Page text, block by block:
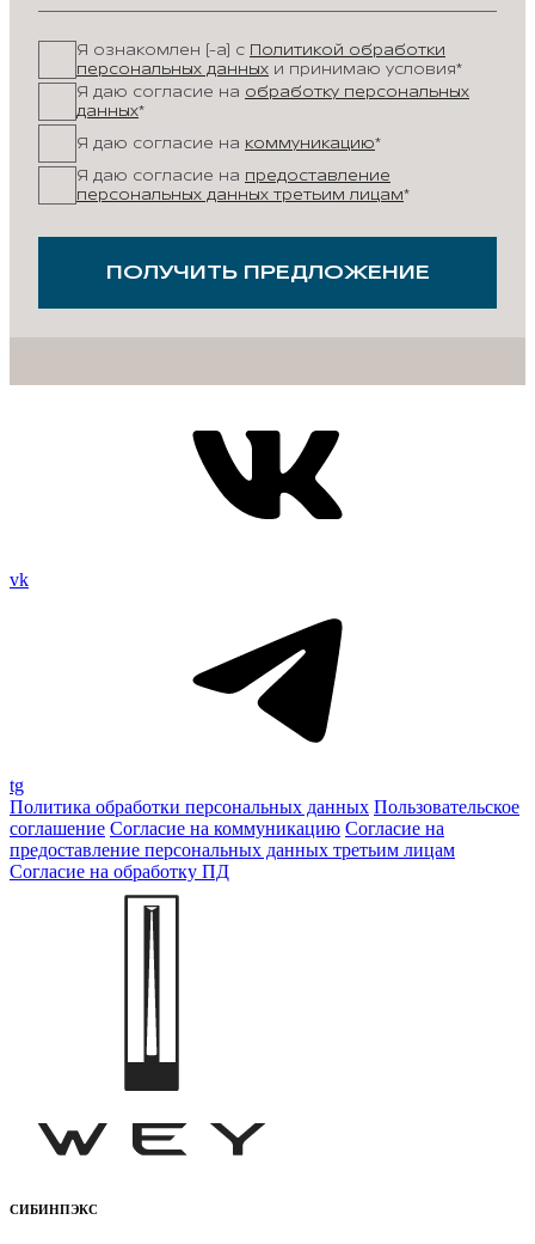
Я ознакомлен (-а) с Политикой обработки
персональных данных и принимаю условия*
Я даю согласие на обработку персональных
данных*
Я даю согласие на коммуникацию*
Я даю согласие на предоставление
персональных данных третьим лицам*
ПОЛУЧИТЬ ПРЕДЛОЖЕНИЕ
vk
tg
Политика обработки персональных данных Пользовательское
соглашение Согласие на коммуникацию Согласие на
предоставление персональных данных третьим лицам
Согласие на обработку ПД
СИБИНПЭКС